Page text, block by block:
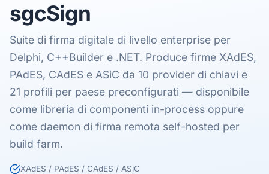
sgcSign
Suite di firma digitale di livello enterprise per
Delphi, C++Builder e .NET. Produce firme XAdES,
PAdES, CAdES e ASiC da 10 provider di chiavi e
21 profili per paese preconfigurati — disponibile
come libreria di componenti in-process oppure
come daemon di firma remota self-hosted per
build farm.
XAdES / PAdES / CAdES / ASiC